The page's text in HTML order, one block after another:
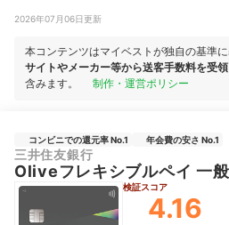
2026年07月06日更新
本コンテンツはマイベストが独自の基準に
サイトやメーカー等から送客手数料を受領
含みます。
制作・運営ポリシー
コンビニでの還元率 No.1 年会費の安さ No.1
三井住友銀行
Oliveフレキシブルペイ 一般
検証スコア
4.16